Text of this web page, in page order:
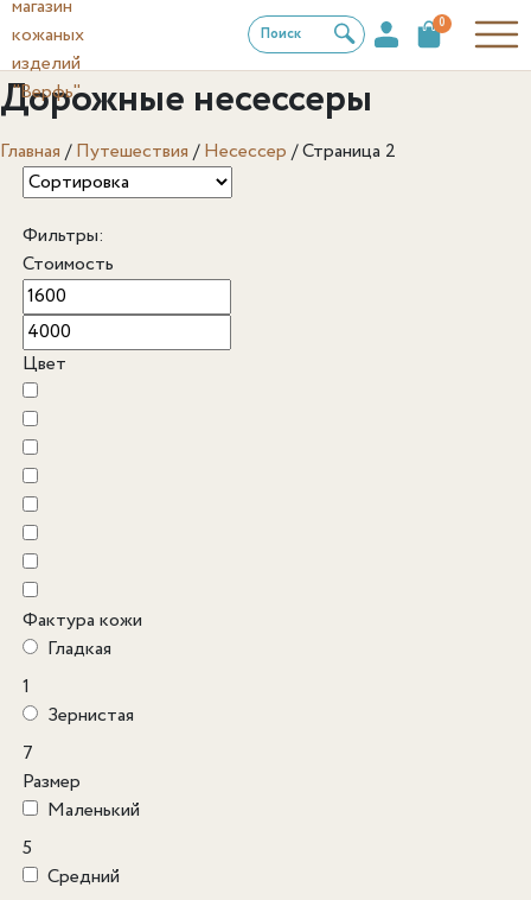
Поиск
0
Дорожные несессеры
Главная /Путешествия /Несессер /Страница 2
Фильтры:
Стоимость
Цвет
Фактура кожи
Гладкая
1
Зернистая
7
Размер
Маленький
5
Средний